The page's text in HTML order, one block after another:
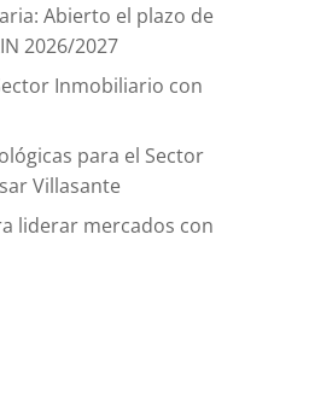
Abierto el plazo de
2026/2027
Inmobiliario con
para el Sector
Villasante
liderar mercados con